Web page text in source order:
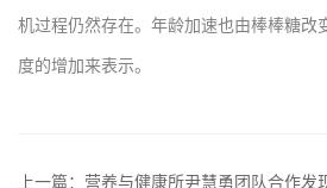
机过程仍然存在。年龄加速也由棒棒糖改
度的增加来表示。
上一篇：营养与健康所尹慧勇团队合作